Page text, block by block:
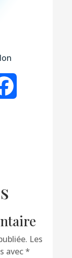
Les
avec*